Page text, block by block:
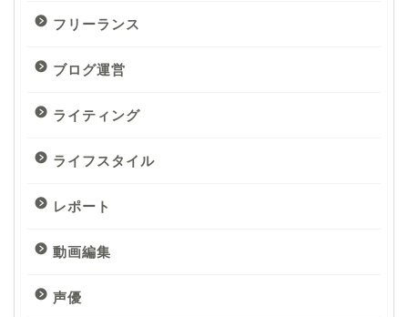
フリーランス
ブログ運営
ライティング
ライフスタイル
レポート
動画編集
声優